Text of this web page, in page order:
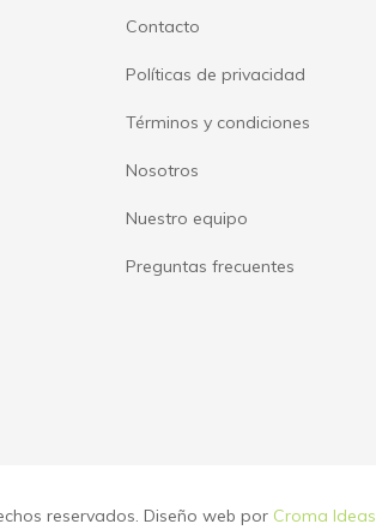
Contacto
Políticas de privacidad
Términos y condiciones
Nosotros
Nuestro equipo
Preguntas frecuentes
reservados. Diseño web por Croma Ideas